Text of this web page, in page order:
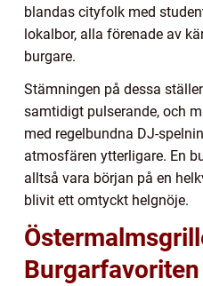
blandas cityfolk med
lokalbor, alla förenade av
burgare.
Stämningen på dessa
samtidigt pulserande, och
med regelbundna DJ-
atmosfären ytterligare. En
alltså vara början på en
blivit ett omtyckt helgnöje.